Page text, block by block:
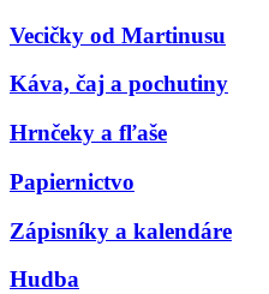
Vecičky od Martinusu
Káva, čaj a pochutiny
Hrnčeky a fľaše
Papiernictvo
Zápisníky a kalendáre
Hudba